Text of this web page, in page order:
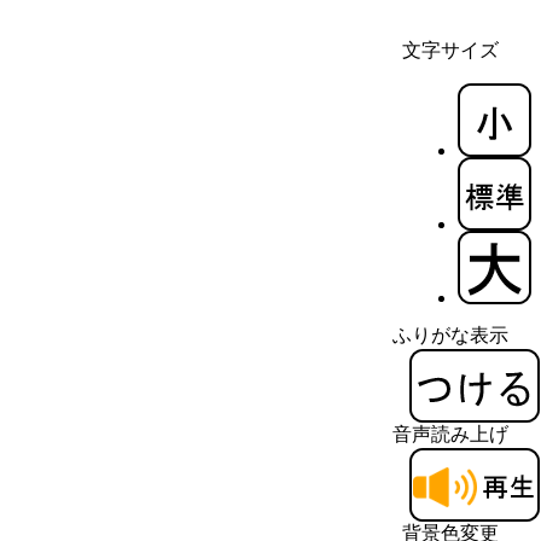
文字サイズ
ふりがな表示
音声読み上げ
背景色変更